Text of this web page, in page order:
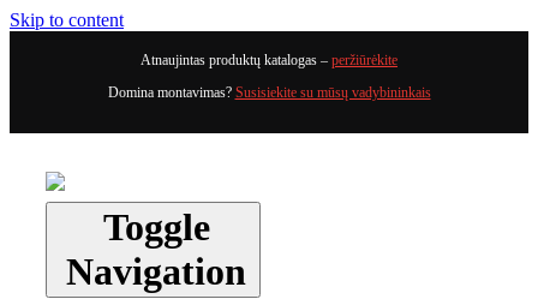
Skip to content
Atnaujintas produktų katalogas – peržiūrėkite
Domina montavimas? Susisiekite su mūsų vadybininkais
Toggle
Navigation